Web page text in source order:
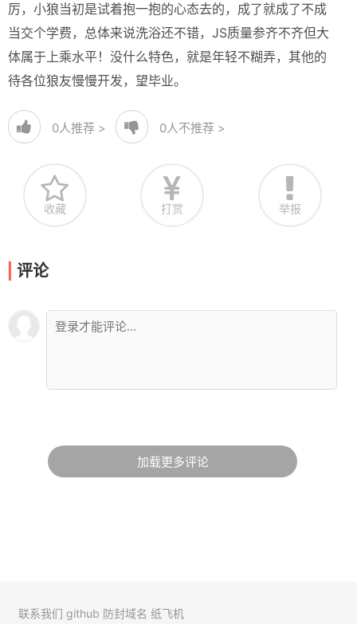
厉，小狼当初是试着抱一抱的心态去的，成了就成了不成
当交个学费，总体来说洗浴还不错，JS质量参齐不齐但大
体属于上乘水平！没什么特色，就是年轻不糊弄，其他的
待各位狼友慢慢开发，望毕业。
0人推荐 > 0人不推荐 >
收藏 打赏 举报
评论
加载更多评论
联系我们 github 防封域名 纸飞机